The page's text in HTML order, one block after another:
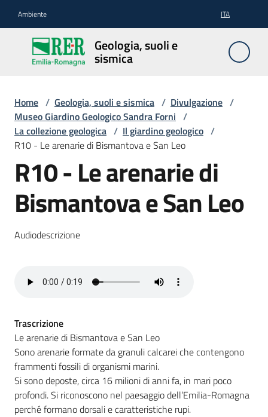
Ambiente ITA
Geologia, suoli e
sismica
Geologia,
suoli e
sismica
Geologia
Suoli
Sismica
Divulgazione
Home / Geologia, suoli e sismica / Divulgazione /
Museo Giardino Geologico Sandra Forni /
La collezione geologica / Il giardino geologico /
R10 - Le arenarie di Bismantova e San Leo
R10 - Le arenarie di
Bismantova e San Leo
Audiodescrizione
Trascrizione
Le arenarie di Bismantova e San Leo
Sono arenarie formate da granuli calcarei che contengono
frammenti fossili di organismi marini.
Si sono deposte, circa 16 milioni di anni fa, in mari poco
profondi. Si riconoscono nel paesaggio dell’Emilia-Romagna
perché formano dorsali e caratteristiche rupi.